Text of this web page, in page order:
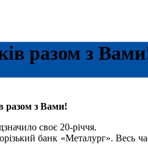
разом з
разом з Вами!
своє 20-річчя.
банк «Металург». Весь